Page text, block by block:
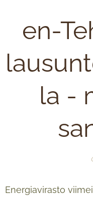
en-
la -
Energiavirasto